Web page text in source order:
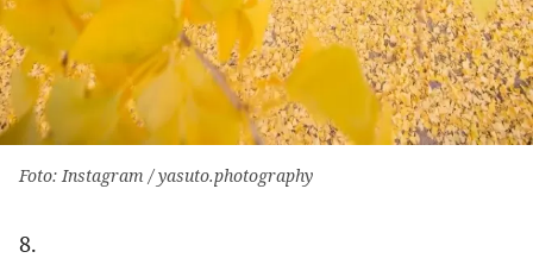
Foto: Instagram / yasuto.photography
8.